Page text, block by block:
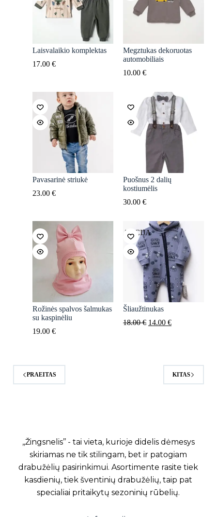
Laisvalaikio komplektas
17.00 €
Megztukas dekoruotas
automobiliais
10.00 €
Pavasarinė striukė
23.00 €
Puošnus 2 dalių
kostiumėlis
30.00 €
Rožinės spalvos šalmukas
su kaspinėliu
19.00 €
AKCIJA
Šliaužtinukas
18.00€ Original
14.00 €Current
PRAEITAS KITAS
,,Žingsnelis’’ - tai vieta, kurioje didelis dėmesys
skiriamas ne tik stilingam, bet ir patogiam
drabužėlių pasirinkimui. Asortimente rasite tiek
kasdienių, tiek šventinių drabužėlių, taip pat
specialiai pritaikytų sezoninių rūbelių.